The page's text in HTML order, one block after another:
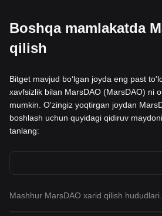
Boshqa mamlakatda
qilish
Bitget mavjud boʻlgan joyda eng past
xavfsizlik bilan MarsDAO (MarsDAO) ni
mumkin. O'zingiz yoqtirgan joydan
boshlash uchun quyidagi qidiruv
tanlang:
Mashhur MarsDAO xarid qilish hududlari.